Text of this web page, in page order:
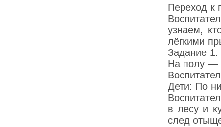
Переход к
узнаем,
лёгкими
Задание
На полу —
Дети: По
в лесу и
след